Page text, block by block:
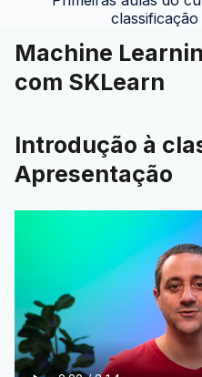
Machine
com SKLearn
Introdução à
Apresentação